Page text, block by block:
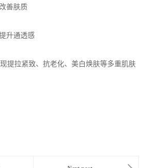
善肤质
升通透感
提拉紧致、抗老化、美白焕肤等多重肌肤